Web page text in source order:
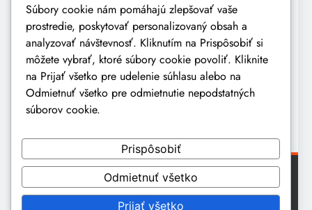
Oblečenie na pohreb: Kompletný sprievodca vhodným a
úctivým oblečením
Ako sa obliecť na obchodné stretnutie: Kompletný
sprievodca profesionálnym vzhľadom
Džínsy zvonáče sa vracajú do módy: retro štýl s
© 2026 wawmagazine.eu ďalšie šírenie textov, fotografií a
video materiálov uverejnených na webe, úplne alebo
Súbory cookie nám pomáhajú zlepšovať vaše
prostredie, poskytovať personalizovaný obsah a
analyzovať návštevnosť. Kliknutím na Prispôsobiť si
môžete vybrať, ktoré súbory cookie povoliť. Kliknite
na Prijať všetko pre udelenie súhlasu alebo na
Odmietnuť všetko pre odmietnutie nepodstatných
súborov cookie.
Prispôsobiť
Odmietnuť všetko
Prijať všetko